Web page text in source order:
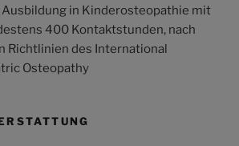
in Kinderosteopathie mit
400 Kontaktstunden, nach
Richtlinien des International
Osteopathy